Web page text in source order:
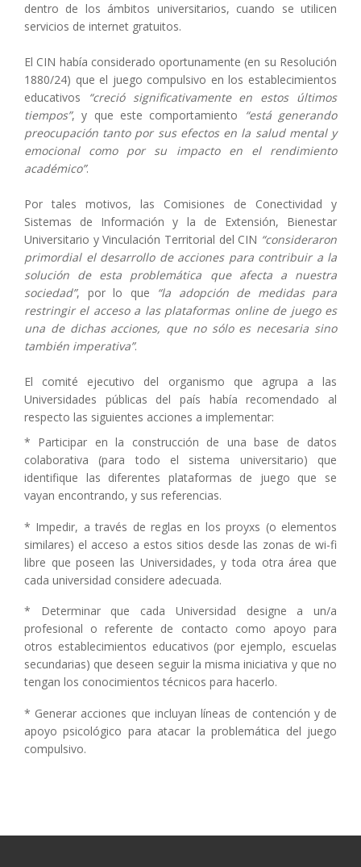
dentro de los ámbitos universitarios, cuando se utilicen
servicios de internet gratuitos.
El CIN había considerado oportunamente (en su Resolución
1880/24) que el juego compulsivo en los establecimientos
educativos
“creció significativamente en estos últimos
tiempos”, y que este comportamiento
“está generando
preocupación tanto por sus efectos en la salud mental y
emocional como por su impacto en el rendimiento
académico”.
Por tales motivos, las Comisiones de Conectividad y
Sistemas de Información y la de Extensión, Bienestar
Universitario y Vinculación Territorial del CIN “consideraron
primordial el desarrollo de acciones para contribuir a la
solución de esta problemática que afecta a nuestra
sociedad”, por lo que
“la adopción de medidas para
restringir el acceso a las plataformas online de juego es
una de dichas acciones, que no sólo es necesaria sino
también imperativa”.
El comité ejecutivo del organismo que agrupa a las
Universidades públicas del país había recomendado al
respecto las siguientes acciones a implementar:
* Participar en la construcción de una base de datos
colaborativa (para todo el sistema universitario) que
identifique las diferentes plataformas de juego que se
vayan encontrando, y sus referencias.
* Impedir, a través de reglas en los proyxs (o elementos
similares) el acceso a estos sitios desde las zonas de wi-fi
libre que poseen las Universidades, y toda otra área que
cada universidad considere adecuada.
* Determinar que cada Universidad designe a un/a
profesional o referente de contacto como apoyo para
otros establecimientos educativos (por ejemplo, escuelas
secundarias) que deseen seguir la misma iniciativa y que no
tengan los conocimientos técnicos para hacerlo.
* Generar acciones que incluyan líneas de contención y de
apoyo psicológico para atacar la problemática del juego
compulsivo.